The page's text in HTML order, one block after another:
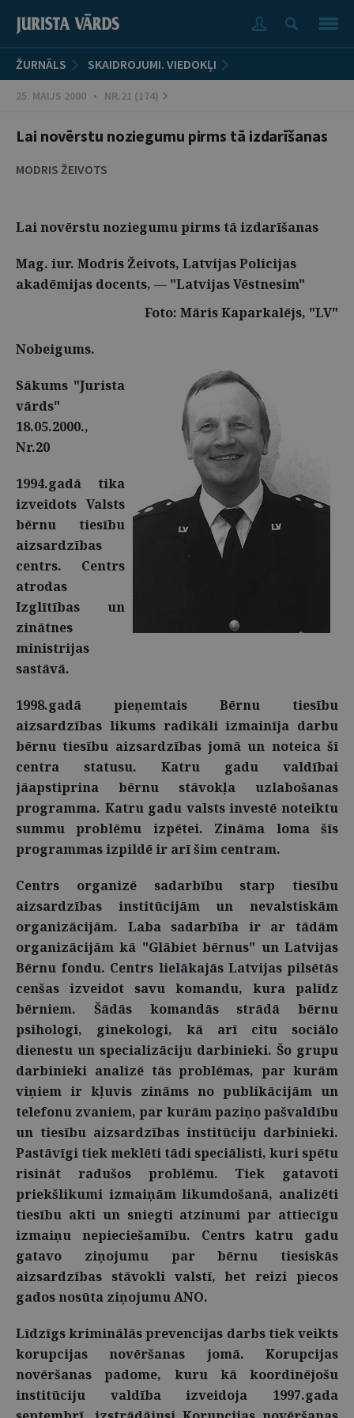
ŽURNĀLS SKAIDROJUMI. VIEDOKĻI
25. MAIJS 2000 • NR.21 (174)
Lai novērstu noziegumu pirms tā izdarīšanas
MODRIS ŽEIVOTS
Lai novērstu noziegumu pirms tā izdarīšanas
Mag. iur. Modris Žeivots, Latvijas Policijas
akadēmijas docents, — "Latvijas Vēstnesim"
Foto: Māris Kaparkalējs, "LV"
Nobeigums.
Sākums "Jurista
vārds"
18.05.2000.,
Nr.20
1994.gadā tika
izveidots Valsts
bērnu tiesību
aizsardzības
centrs. Centrs
atrodas
Izglītības un
zinātnes
ministrijas
sastāvā.
1998.gadā pieņemtais Bērnu tiesību
aizsardzības likums radikāli izmainīja darbu
bērnu tiesību aizsardzības jomā un noteica šī
centra statusu. Katru gadu valdībai
jāapstiprina bērnu stāvokļa uzlabošanas
programma. Katru gadu valsts investē noteiktu
summu problēmu izpētei. Zināma loma šīs
programmas izpildē ir arī šim centram.
Centrs organizē sadarbību starp tiesību
aizsardzības institūcijām un nevalstiskām
organizācijām. Laba sadarbība ir ar tādām
organizācijām kā "Glābiet bērnus" un Latvijas
Bērnu fondu. Centrs lielākajās Latvijas pilsētās
cenšas izveidot savu komandu, kura palīdz
bērniem. Šādās komandās strādā bērnu
psihologi, ginekologi, kā arī citu sociālo
dienestu un specializāciju darbinieki. Šo grupu
darbinieki analizē tās problēmas, par kurām
viņiem ir kļuvis zināms no publikācijām un
telefonu zvaniem, par kurām paziņo pašvaldību
un tiesību aizsardzības institūciju darbinieki.
Pastāvīgi tiek meklēti tādi speciālisti, kuri spētu
risināt radušos problēmu. Tiek gatavoti
priekšlikumi izmaiņām likumdošanā, analizēti
tiesību akti un sniegti atzinumi par attiecīgu
izmaiņu nepieciešamību. Centrs katru gadu
gatavo ziņojumu par bērnu tiesiskās
aizsardzības stāvokli valstī, bet reizi piecos
gados nosūta ziņojumu ANO.
Līdzīgs kriminālās prevencijas darbs tiek veikts
korupcijas novēršanas jomā. Korupcijas
novēršanas padome, kuru kā koordinējošu
institūciju valdība izveidoja 1997.gada